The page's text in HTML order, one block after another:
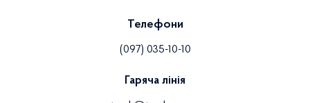
Телефони
(097) 035-10-10
Гаряча лінія